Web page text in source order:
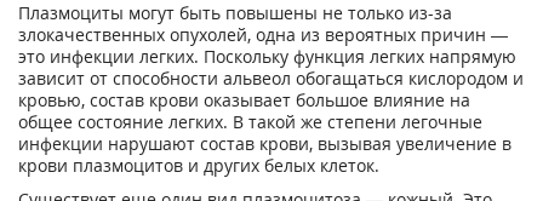
Плазмоциты могут быть повышены не только из-за
злокачественных опухолей, одна из вероятных причин —
это инфекции легких. Поскольку функция легких напрямую
зависит от способности альвеол обогащаться кислородом и
кровью, состав крови оказывает большое влияние на
общее состояние легких. В такой же степени легочные
инфекции нарушают состав крови, вызывая увеличение в
крови плазмоцитов и других белых клеток.